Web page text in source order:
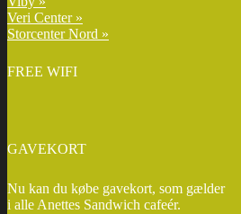
Veri Center »
Storcenter Nord »
FREE WIFI
GAVEKORT
Nu kan du købe gavekort, som gælder
i alle Anettes Sandwich cafeér.